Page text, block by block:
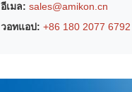
อีเมล: sales@amikon.cn
วอทแอป: +86 180 2077 6792